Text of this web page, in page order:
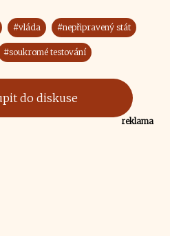
#vláda #nepřipravený stát
#soukromé testování
do diskuse
reklama